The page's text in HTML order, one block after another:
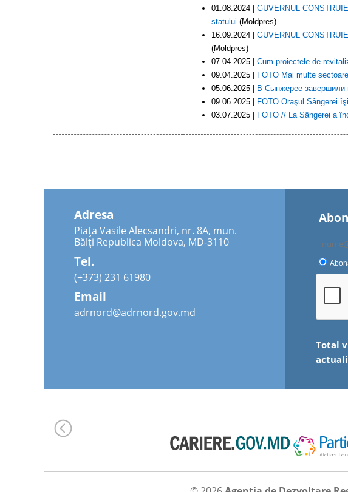
01.08.2024 | GUVERNUL
statului (Moldpres)
16.09.2024 | GUVERNUL
(Moldpres)
07.04.2025 | Cum proiectele de
09.04.2025 |
FOTO Mai multe
05.06.2025 |
В Сынжерее завершили
09.06.2025 |
FOTO Oraşul Sângerei
03.07.2025 |
FOTO // La Sângerei a
Adresa
Piața Vasile Alecsandri, nr. 8A, mun.
Bălți Republica Moldova, MD-3110
Tel.
(+373) 231 61980
Email
adrnord@adrnord.gov.md
Total